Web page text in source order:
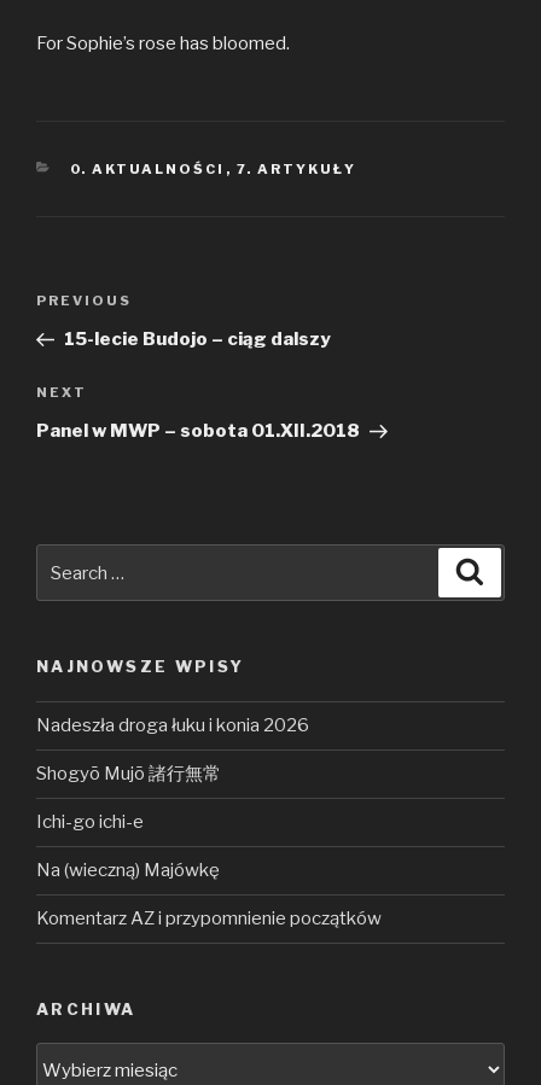
For Sophie’s rose has bloomed.
CATEGORIES
0. AKTUALNOŚCI , 7. ARTYKUŁY
Nawigacja
Previous
Post
PREVIOUS
15-lecie Budojo – ciąg dalszy
Next
Post
NEXT
Panel w MWP – sobota 01.XII.2018
NAJNOWSZE WPISY
Nadeszła droga łuku i konia 2026
Shogyō Mujō 諸行無常
Ichi-go ichi-e
Na (wieczną) Majówkę
Komentarz AZ i przypomnienie początków
ARCHIWA